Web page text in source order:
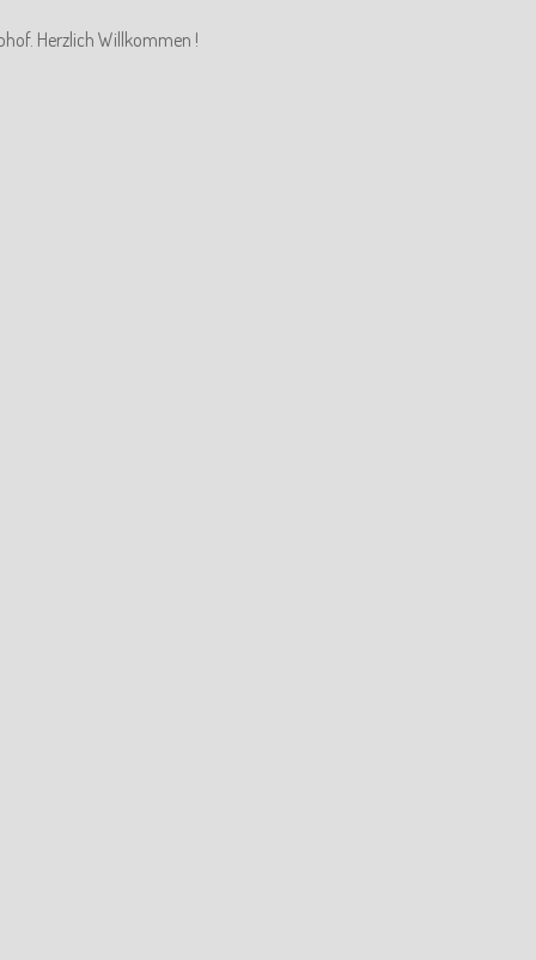
Herzlich Willkommen !